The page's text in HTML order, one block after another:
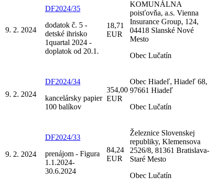
9. 2. 2024
DF2024/35
dodatok č. 5 -
detské ihrisko
1quartal 2024 -
doplatok od 20.1.
18,71
EUR
KOMUNÁLNA
poisťovňa, a.s. Vienna
Insurance Group, 124,
04418 Slanské Nové
Mesto
Obec Lučatín
9. 2. 2024
DF2024/34
kancelársky papier
100 balíkov
354,00
EUR
Obec Hiadeľ, Hiadeľ 68,
97661 Hiadeľ
Obec Lučatín
9. 2. 2024
DF2024/33
prenájom - Figura
1.1.2024-
30.6.2024
84,24
EUR
Železnice Slovenskej
republiky, Klemensova
2526/8, 81361 Bratislava-
Staré Mesto
Obec Lučatín